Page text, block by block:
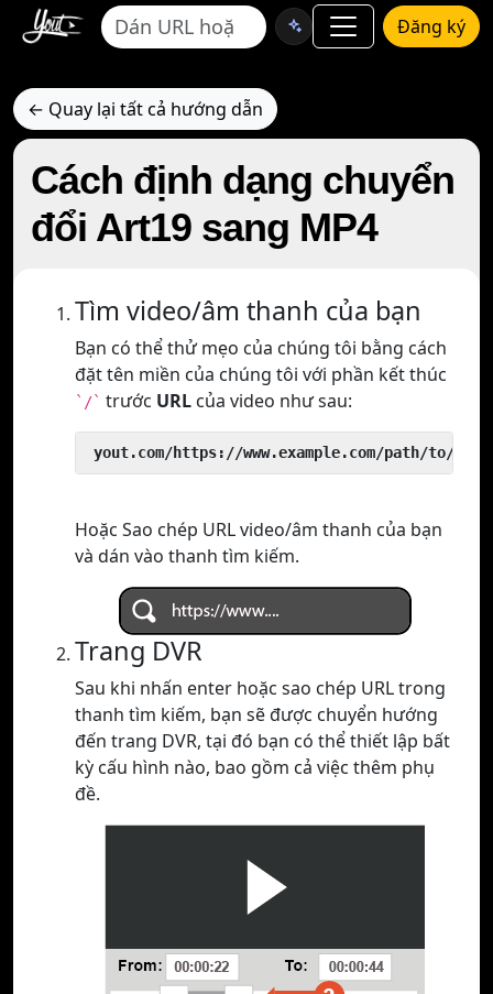
Đăng ký
← Quay lại tất cả hướng dẫn
Cách định dạng chuyển
đổi Art19 sang MP4
Tìm video/âm thanh của bạn
Bạn có thể thử mẹo của chúng tôi bằng cách
đặt tên miền của chúng tôi với phần kết thúc
`/` trước URL của video như sau:
yout.com/https://www.example.com/path/to/
Hoặc Sao chép URL video/âm thanh của bạn
và dán vào thanh tìm kiếm.
Trang DVR
Sau khi nhấn enter hoặc sao chép URL trong
thanh tìm kiếm, bạn sẽ được chuyển hướng
đến trang DVR, tại đó bạn có thể thiết lập bất
kỳ cấu hình nào, bao gồm cả việc thêm phụ
đề.